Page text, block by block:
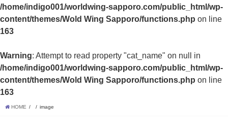
/home/indigo001/worldwing-sapporo.com/public_html/wp-
content/themes/Wold Wing Sapporo/functions.php on line
163
Warning: Attempt to read property "cat_name" on null in
/home/indigo001/worldwing-sapporo.com/public_html/wp-
content/themes/Wold Wing Sapporo/functions.php on line
163
HOME image